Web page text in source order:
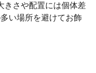
きさや配置には個体差
い場所を避けてお飾